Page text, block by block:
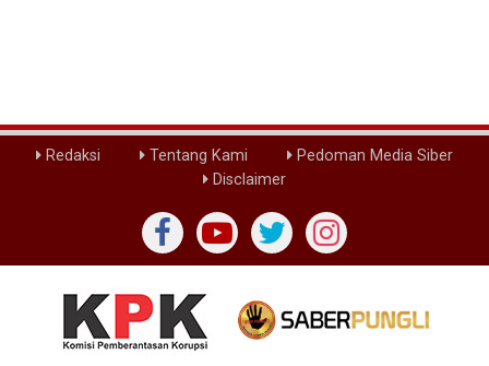
Redaksi Tentang Kami
Pedoman Media Siber
Disclaimer